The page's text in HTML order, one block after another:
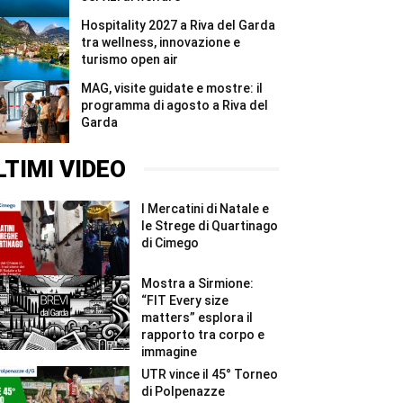
Hospitality 2027 a Riva del Garda
tra wellness, innovazione e
turismo open air
MAG, visite guidate e mostre: il
programma di agosto a Riva del
Garda
VIDEO
I Mercatini di Natale e
le Strege di Quartinago
di Cimego
Mostra a Sirmione:
“FIT Every size
matters” esplora il
rapporto tra corpo e
immagine
UTR vince il 45° Torneo
di Polpenazze